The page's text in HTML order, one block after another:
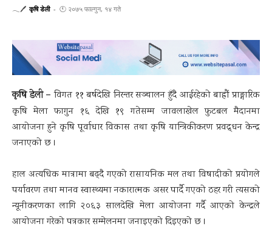
𓂃🖊 कृषि डेली - 🕚 २०७५ फाल्गुन, १४ गते
कृषि डेली – विगत ११ बर्षदेखि निरन्तर सञ्चालन हुँदै आईरहेको बाह्रौं प्राङ्गारिक
कृषि मेला फागुन १६ देखि १९ गतेसम्म जावलाखेल फुटबल मैदानमा
आयोजना हुने कृषि पूर्वाधार विकास तथा कृषि यान्त्रिकीकरण प्रवद्र्धन केन्द्र
जनाएको छ ।
हाल अत्यधिक मात्रामा बढ्दै गएको रासायनिक मल तथा विषादीको प्रयोगले
पर्यावरण तथा मानव स्वास्थ्यमा नकारात्मक असर पार्दै गएको ठहर गरी त्यसको
न्यूनीकरणका लागि २०६३ सालदेखि मेला आयोजना गर्दै आएको केन्द्रले
आयोजना गरेको पत्रकार सम्मेलनमा जनाइएको दिइएको छ ।